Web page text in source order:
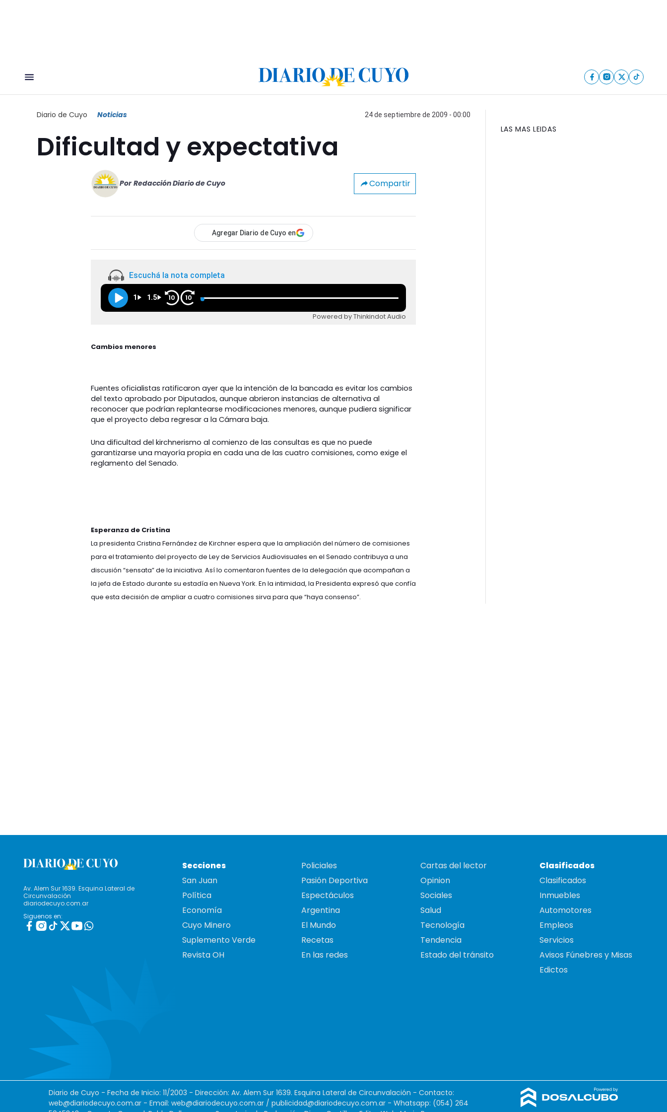
Diario de Cuyo Noticias 24 de septiembre de 2009 - 00:00
Dificultad y expectativa
Por Redacción Diario de Cuyo Compartir
Agregar Diario de Cuyo en
Escuchá la nota completa
1 1.5 10 10
Powered by Thinkindot Audio
Cambios menores
Fuentes oficialistas ratificaron ayer que la intención de la bancada es evitar los cambios
del texto aprobado por Diputados, aunque abrieron instancias de alternativa al
reconocer que podrían replantearse modificaciones menores, aunque pudiera significar
que el proyecto deba regresar a la Cámara baja.
Una dificultad del kirchnerismo al comienzo de las consultas es que no puede
garantizarse una mayoría propia en cada una de las cuatro comisiones, como exige el
reglamento del Senado.
Esperanza de Cristina
La presidenta Cristina Fernández de Kirchner espera que la ampliación del número de comisiones
para el tratamiento del proyecto de Ley de Servicios Audiovisuales en el Senado contribuya a una
discusión “sensata” de la iniciativa. Así lo comentaron fuentes de la delegación que acompañan a
la jefa de Estado durante su estadía en Nueva York. En la intimidad, la Presidenta expresó que confía
que esta decisión de ampliar a cuatro comisiones sirva para que “haya consenso”.
LAS MAS LEIDAS
Av. Alem Sur 1639. Esquina Lateral de
Circunvalación
diariodecuyo.com.ar
Siguenos en:
Secciones
San Juan
Política
Economía
Cuyo Minero
Suplemento Verde
Revista OH
Policiales
Pasión Deportiva
Espectáculos
Argentina
El Mundo
Recetas
En las redes
Cartas del lector
Opinion
Sociales
Salud
Tecnología
Tendencia
Estado del tránsito
Clasificados
Clasificados
Inmuebles
Automotores
Empleos
Servicios
Avisos Fúnebres y Misas
Edictos
Diario de Cuyo - Fecha de Inicio: 11/2003 - Dirección: Av. Alem Sur 1639. Esquina Lateral de Circunvalación - Contacto:
web@diariodecuyo.com.ar - Email: web@diariodecuyo.com.ar / publicidad@diariodecuyo.com.ar - Whatsapp: (054) 264